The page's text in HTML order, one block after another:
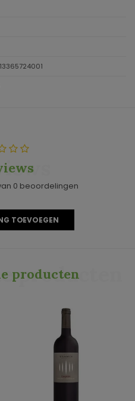
0 beoordelingen
TOEVOEGEN
producten
producten